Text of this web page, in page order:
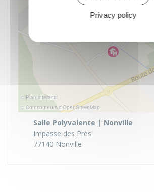
© Plan-interactif
© Contributeurs d'OpenStreetMap
Salle Polyvalente | Nonville
Impasse des Près
77140 Nonville
Privacy policy